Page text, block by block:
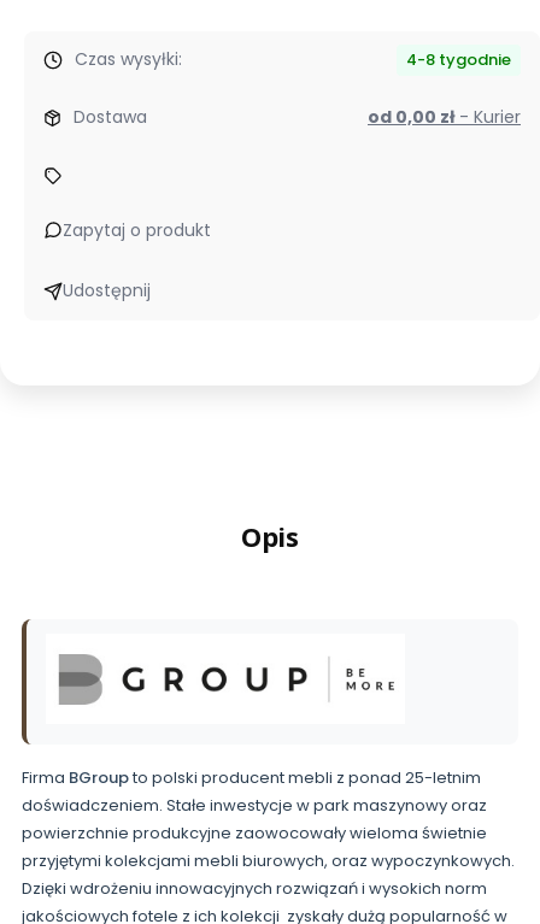
Czas wysyłki: 4-8 tygodnie
Dostawa od 0,00 zł - Kurier
Zapytaj o produkt
Udostępnij
Opis
Firma BGroupto polski producent mebli z ponad 25-letnim
doświadczeniem. Stałe inwestycje w park maszynowy oraz
powierzchnie produkcyjne zaowocowały wieloma świetnie
przyjętymi kolekcjami mebli biurowych, oraz wypoczynkowych.
Dzięki wdrożeniu innowacyjnych rozwiązań i wysokich norm
jakościowych fotele z ich kolekcji zyskały dużą popularność w